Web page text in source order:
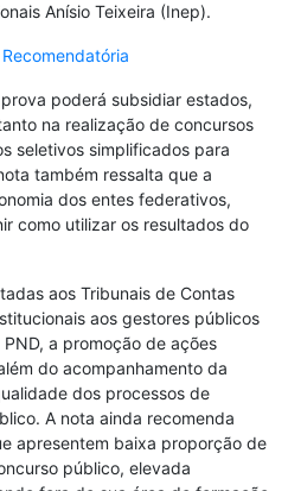
Anísio Teixeira (Inep).
poderá subsidiar estados,
na realização de concursos
seletivos simplificados para
também ressalta que a
dos entes federativos,
como utilizar os resultados do
aos Tribunais de Contas
aos gestores públicos
a promoção de ações
do acompanhamento da
dos processos de
A nota ainda recomenda
apresentem baixa proporção de
público, elevada